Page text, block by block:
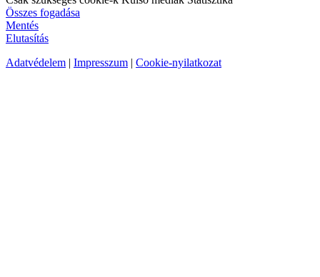
Összes fogadása
Mentés
Elutasítás
Adatvédelem | Impresszum | Cookie-nyilatkozat